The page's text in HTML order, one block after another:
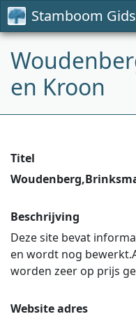
Stamboom Gids
en Kroon
Titel
Beschrijving
Deze site bevat
en wordt nog
worden zeer op prijs
Website adres